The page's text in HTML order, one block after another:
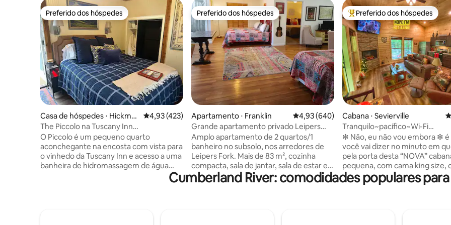
Preferido dos hóspedes
Preferido dos hóspedes
Casa de hóspedes ⋅ Hickma
n
4,93 de uma avaliação média de 5, 423 avaliações
4,93 (423)
The Piccolo na Tuscany Inn
Relaxamento/banheira de
hidromassagem na Piazza
O Piccolo é um pequeno quarto
aconchegante na encosta com vista para
o vinhedo da Tuscany Inn e acesso a uma
banheira de hidromassagem de água
estar sob o gazebo. Ideal para casais que
Preferido dos hóspedes
Preferido dos hóspedes
Apartamento ⋅ Franklin 4,93 de uma avaliação média de 5, 640
4,93 (640)
Grande apartamento privado Leipers
Fork/Natchez Trace
Amplo apartamento de 2 quartos/1
banheiro no subsolo, nos arredores de
Leipers Fork. Mais de 83 m², cozinha
compacta, sala de jantar, sala de estar e
escritório. Suíte master grande com
cama king size e uma cama/quarto
Entre os melhores preferidos
Preferido dos hóspedes
Cabana ⋅ Sevierville
Tranquilo~pacífico~Wi-Fi
rápido~f/p~banheira de
❇ Não, eu não vou embora ❇ é
você vai dizer no minuto em
pela porta desta “NOVA”
pequena, com cama king size,
completa, lareira, localizada
Great Smoky Mountains. Perfeito para
deck nas cadeiras de balanço
Cumberland River: comodidades populares